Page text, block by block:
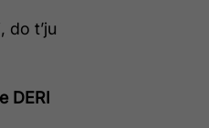
do t’ju
DERI